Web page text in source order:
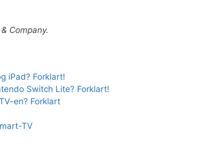
Company.
iPad? Forklart!
Switch Lite? Forklart!
en? Forklart
TV